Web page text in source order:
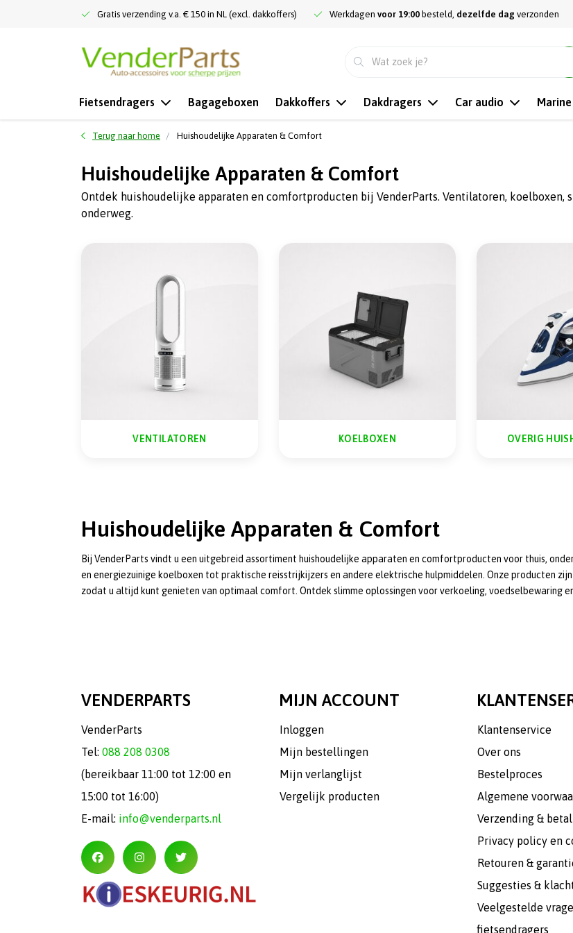
Gratis verzending v.a. € 150 in NL (excl. dakkoffers) Werkdagen voor 19:00 besteld, dezelfde dag verzonden
Fietsendragers Bagageboxen Dakkoffers Dakdragers Car audio
Terug naar home Huishoudelijke Apparaten & Comfort
Huishoudelijke Apparaten & Comfort
Ontdek huishoudelijke apparaten en comfortproducten bij VenderParts. Ventilatoren, koelboxen,
onderweg.
VENTILATOREN KOELBOXEN OVERIG
Huishoudelijke Apparaten & Comfort
Bij VenderParts vindt u een uitgebreid assortiment huishoudelijke apparaten en comfortproducten voor thuis,
en energiezuinige koelboxen tot praktische reisstrijkijzers en andere elektrische hulpmiddelen. Onze producten
zodat u altijd kunt genieten van optimaal comfort. Ontdek slimme oplossingen voor verkoeling, voedselbewaring
VENDERPARTS
VenderParts
Tel: 088 208 0308
(bereikbaar 11:00 tot 12:00 en
15:00 tot 16:00)
E-mail: info@venderparts.nl
MIJN ACCOUNT
Inloggen
Mijn bestellingen
Mijn verlanglijst
Vergelijk producten
Klantenservice
Over ons
Bestelproces
Algemene
Verzending &
Privacy policy en
Retouren &
Suggesties &
Veelgestelde
fietsendragers